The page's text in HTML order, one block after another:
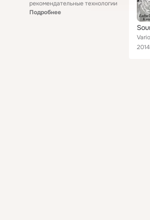
рекомендательные технологии
Подробнее
2014